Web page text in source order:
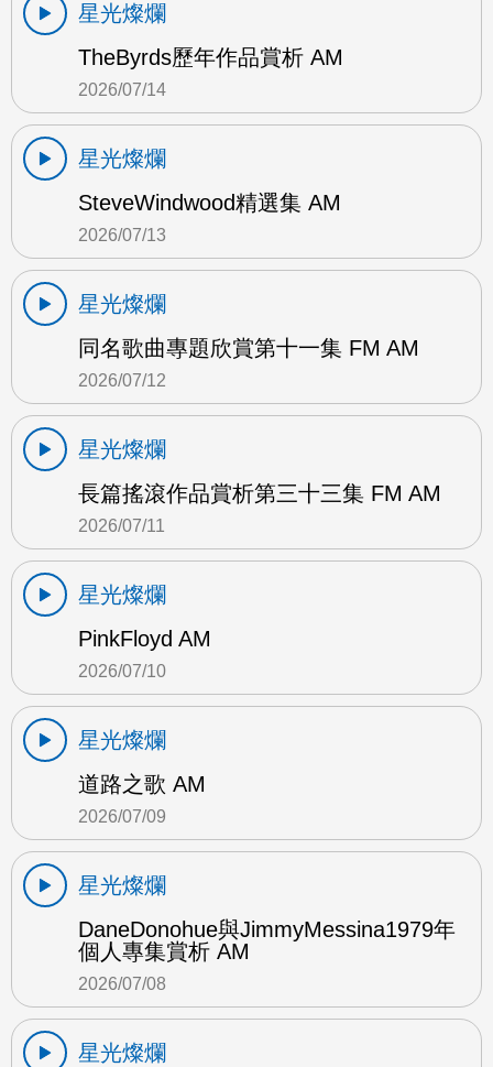
星光燦爛
TheByrds歷年作品賞析 AM
2026/07/14
星光燦爛
SteveWindwood精選集 AM
2026/07/13
星光燦爛
同名歌曲專題欣賞第十一集 FM AM
2026/07/12
星光燦爛
長篇搖滾作品賞析第三十三集 FM AM
2026/07/11
星光燦爛
PinkFloyd AM
2026/07/10
星光燦爛
道路之歌 AM
2026/07/09
星光燦爛
DaneDonohue與JimmyMessina1979年
個人專集賞析 AM
2026/07/08
星光燦爛